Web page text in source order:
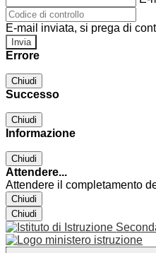
E-mail inviata, si prega di
Errore
Chiudi
Successo
Chiudi
Informazione
Chiudi
Attendere...
Attendere il completamento
Chiudi
Chiudi